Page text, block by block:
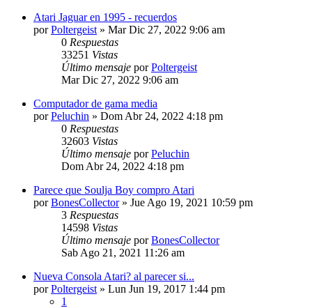
Atari Jaguar en 1995 - recuerdos
porPoltergeist » Mar Dic 27, 2022 9:06 am
0 Respuestas
33251 Vistas
Último mensaje porPoltergeist
Mar Dic 27, 2022 9:06 am
Computador de gama media
porPeluchin » Dom Abr 24, 2022 4:18 pm
0 Respuestas
32603 Vistas
Último mensaje porPeluchin
Dom Abr 24, 2022 4:18 pm
Parece que Soulja Boy compro Atari
porBonesCollector» Jue Ago 19, 2021 10:59 pm
3 Respuestas
14598 Vistas
Último mensaje porBonesCollector
Sab Ago 21, 2021 11:26 am
Nueva Consola Atari? al parecer si...
porPoltergeist » Lun Jun 19, 2017 1:44 pm
1